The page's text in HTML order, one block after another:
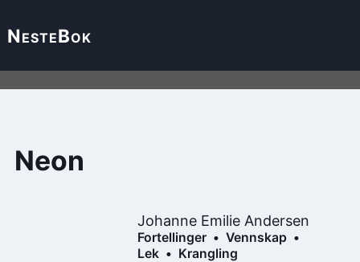
NesteBok
Neon
Johanne Emilie Andersen
Fortellinger
Vennskap
Lek
Krangling